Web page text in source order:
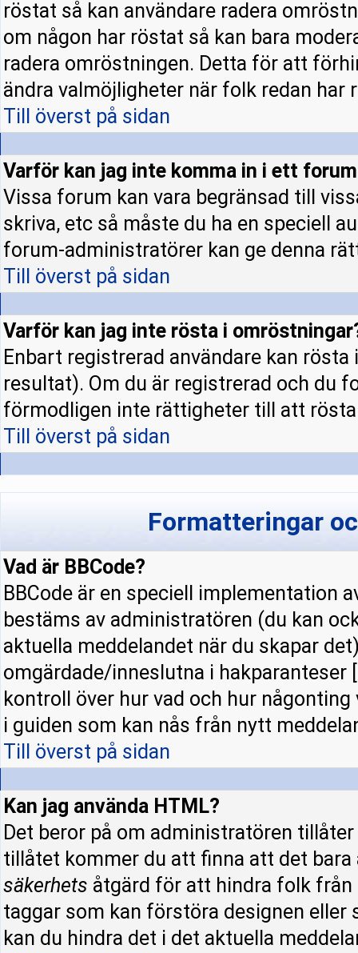
röstat så kan användare radera
om någon har röstat så kan bara
radera omröstningen. Detta för att
ändra valmöjligheter när folk redan har
Till överst på sidan
Varför kan jag inte komma in i ett
Vissa forum kan vara begränsad till
skriva, etc så måste du ha en speciell
forum-administratörer kan ge denna
Till överst på sidan
Varför kan jag inte rösta i
Enbart registrerad användare kan
resultat). Om du är registrerad och du
förmodligen inte rättigheter till att
Till överst på sidan
Formatteringar
Vad är BBCode?
BBCode är en speciell implementation
bestäms av administratören (du kan
aktuella meddelandet när du skapar
omgärdade/inneslutna i hakparanteser
kontroll över hur vad och hur
i guiden som kan nås från nytt
Till överst på sidan
Kan jag använda HTML?
Det beror på om administratören
tillåtet kommer du att finna att det
säkerhets åtgärd för att hindra folk
taggar som kan förstöra designen eller
kan du hindra det i det aktuella